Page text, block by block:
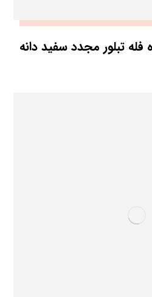
تبلور مجدد سفید دانه